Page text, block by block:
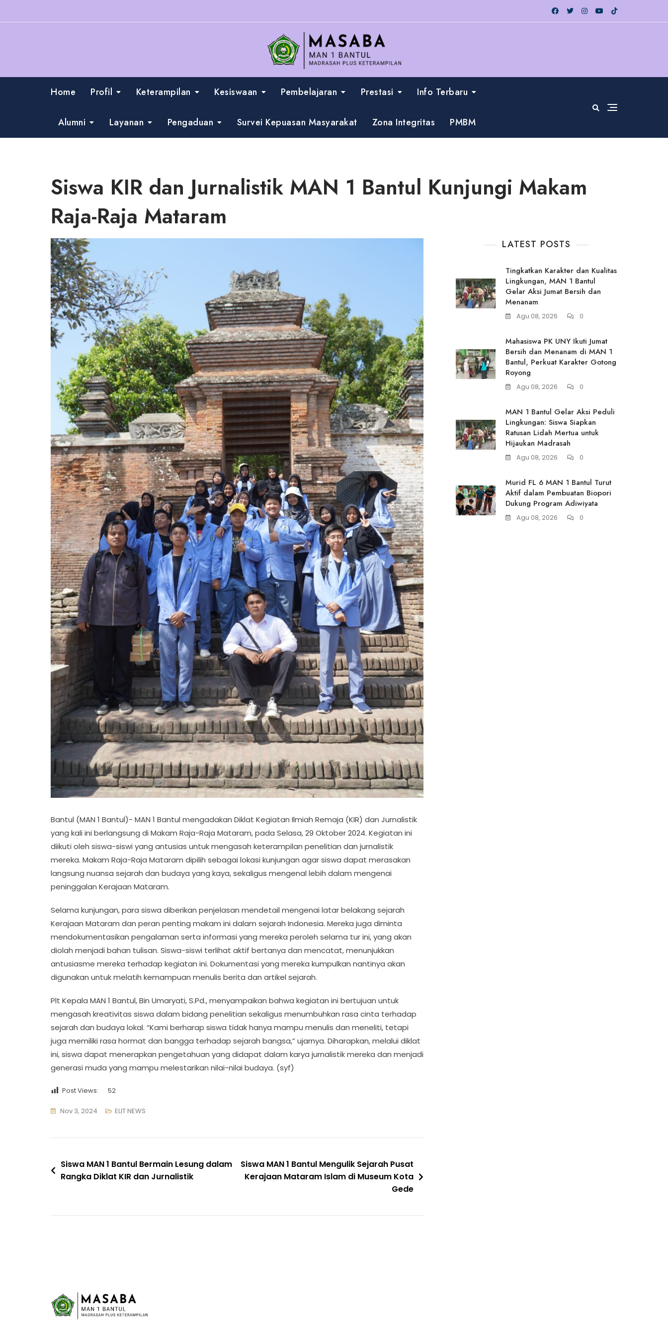
Home Profil Keterampilan Kesiswaan Pembelajaran Prestasi Info Terbaru
Alumni Layanan Pengaduan Survei Kepuasan Masyarakat Zona Integritas PMBM
Siswa KIR dan Jurnalistik MAN 1 Bantul Kunjungi Makam
Raja-Raja Mataram
Bantul (MAN 1 Bantul)- MAN 1 Bantul mengadakan Diklat Kegiatan Ilmiah Remaja (KIR) dan Jurnalistik
yang kali ini berlangsung di Makam Raja-Raja Mataram, pada Selasa, 29 Oktober 2024. Kegiatan ini
diikuti oleh siswa-siswi yang antusias untuk mengasah keterampilan penelitian dan jurnalistik
mereka. Makam Raja-Raja Mataram dipilih sebagai lokasi kunjungan agar siswa dapat merasakan
langsung nuansa sejarah dan budaya yang kaya, sekaligus mengenal lebih dalam mengenai
peninggalan Kerajaan Mataram.
Selama kunjungan, para siswa diberikan penjelasan mendetail mengenai latar belakang sejarah
Kerajaan Mataram dan peran penting makam ini dalam sejarah Indonesia. Mereka juga diminta
mendokumentasikan pengalaman serta informasi yang mereka peroleh selama tur ini, yang akan
diolah menjadi bahan tulisan. Siswa-siswi terlihat aktif bertanya dan mencatat, menunjukkan
antusiasme mereka terhadap kegiatan ini. Dokumentasi yang mereka kumpulkan nantinya akan
digunakan untuk melatih kemampuan menulis berita dan artikel sejarah.
Plt Kepala MAN 1 Bantul, Bin Umaryati, S.Pd., menyampaikan bahwa kegiatan ini bertujuan untuk
mengasah kreativitas siswa dalam bidang penelitian sekaligus menumbuhkan rasa cinta terhadap
sejarah dan budaya lokal. “Kami berharap siswa tidak hanya mampu menulis dan meneliti, tetapi
juga memiliki rasa hormat dan bangga terhadap sejarah bangsa,” ujarnya. Diharapkan, melalui diklat
ini, siswa dapat menerapkan pengetahuan yang didapat dalam karya jurnalistik mereka dan menjadi
generasi muda yang mampu melestarikan nilai-nilai budaya. (syf)
Post Views: 52
Nov 3, 2024 ELIT NEWS
Navigasi
pos
Siswa MAN 1 Bantul Bermain Lesung dalam
Rangka Diklat KIR dan Jurnalistik
Siswa MAN 1 Bantul Mengulik Sejarah Pusat
Kerajaan Mataram Islam di Museum Kota
Gede
LATEST POSTS
Tingkatkan Karakter dan Kualitas
Lingkungan, MAN 1 Bantul
Gelar Aksi Jumat Bersih dan
Menanam
Agu 08, 2026 0
Mahasiswa PK UNY Ikuti Jumat
Bersih dan Menanam di MAN 1
Bantul, Perkuat Karakter Gotong
Royong
Agu 08, 2026 0
MAN 1 Bantul Gelar Aksi Peduli
Lingkungan: Siswa Siapkan
Ratusan Lidah Mertua untuk
Hijaukan Madrasah
Agu 08, 2026 0
Murid FL 6 MAN 1 Bantul Turut
Aktif dalam Pembuatan Biopori
Dukung Program Adiwiyata
Agu 08, 2026 0